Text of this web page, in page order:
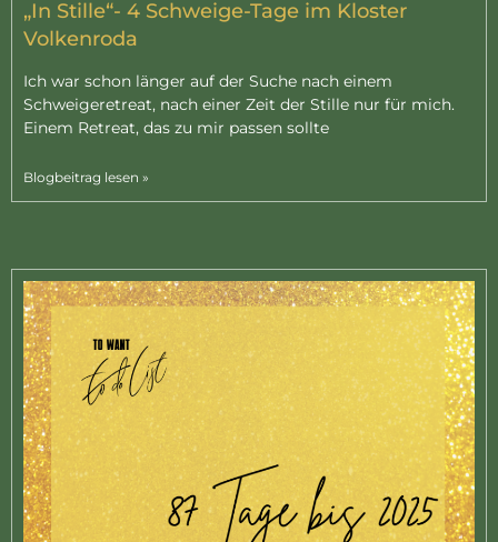
„In Stille“- 4 Schweige-Tage im Kloster
Volkenroda
Ich war schon länger auf der Suche nach einem
Schweigeretreat, nach einer Zeit der Stille nur für mich.
Einem Retreat, das zu mir passen sollte
Blogbeitrag lesen »